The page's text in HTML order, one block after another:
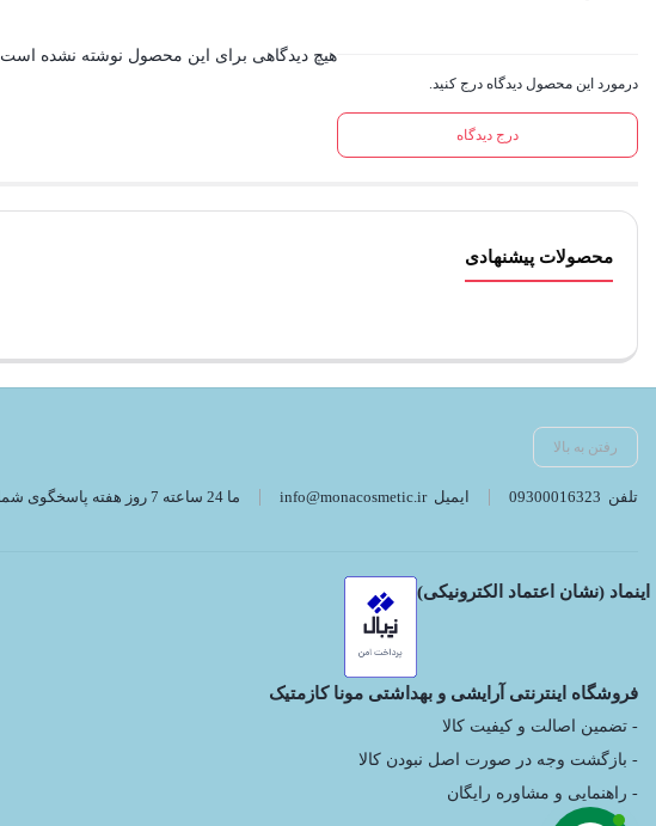
درمورد این محصول دیدگاه درج کنید.
درج دیدگاه
هیچ دیدگاهی برای این محصول نوشته نشده است.
محصولات پیشنهادی
رفتن به بالا
تلفن 09300016323 ایمیلinfo@monacosmetic.ir ما 24 ساعته 7 روز هفته پاسخگوی شما هستیم. (برای ویرایش این متن به پیکربندی پوسته > تب برچسب‌ها مراجعه نمایید.)
اینماد (نشان اعتماد الکترونیکی)
فروشگاه اینترنتی آرایشی و بهداشتی مونا کازمتیک
- تضمین اصالت و کیفیت کالا
- بازگشت وجه در صورت اصل نبودن کالا
- راهنمایی و مشاوره رایگان